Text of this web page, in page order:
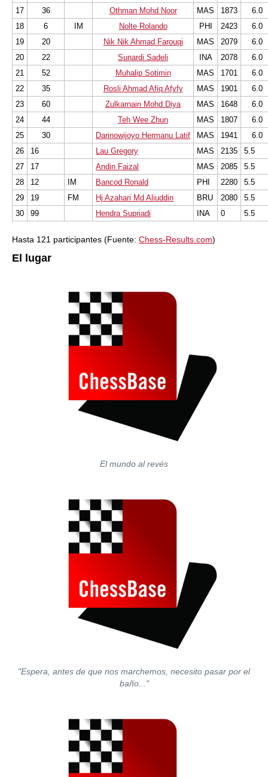
17
36 Othman Mohd Noor MAS 1873
6.0
18
6 IM Nolte Rolando PHI 2423
6.0
19
20 Nik Nik Ahmad Farouqi MAS 2079
6.0
20
22 Sunardi Sadeli INA 2078
6.0
21
52 Muhalip Sotimin MAS 1701
6.0
22
35 Rosli Ahmad Afiq Afyfy MAS 1901
6.0
23
60 Zulkarnain Mohd Diya MAS 1648
6.0
24
44 Teh Wee Zhun MAS 1807
6.0
25
30 Darinowijoyo Hermanu Latif MAS 1941
6.0
26
16 Lau Gregory MAS 2135
5.5
27
17 Andin Faizal MAS 2085
5.5
28
12 IM Bancod Ronald PHI 2280
5.5
29
19 FM Hj Azahari Md Aliuddin BRU 2080
5.5
30
99 Hendra Supriadi INA 0 5.5
Hasta 121 participantes (Fuente: Chess-Results.com)
El lugar
El mundo al revés
"Espera, antes de que nos marchemos, necesito pasar por el
baño..."